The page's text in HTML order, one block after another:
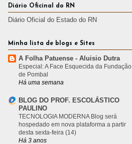
Diário Oficinal do RN
Diário Oficial do Estado do RN
Minha lista de blogs e Sites
A Folha Patuense - Aluisio Dutra
Especial: A Face Esquecida da Fundação
de Pombal
Há uma semana
BLOG DO PROF. ESCOLÁSTICO
PAULINO
TECNOLOGIA MODERNA Blog será
hospedado em nova plataforma a partir
desta sexta-feira (14)
Há 3 anos